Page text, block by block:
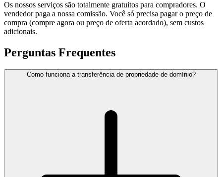
Os nossos serviços são totalmente gratuitos para compradores. O
vendedor paga a nossa comissão. Você só precisa pagar o preço de
compra (compre agora ou preço de oferta acordado), sem custos
adicionais.
Perguntas Frequentes
Como funciona a transferência de propriedade de domínio?